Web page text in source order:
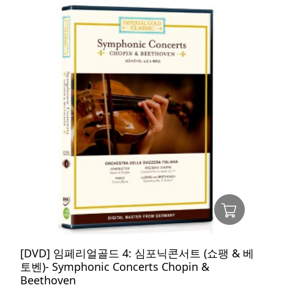
[DVD] 임페리얼골드 4: 심포닉콘서트 (쇼팽 & 베
토벤)- Symphonic Concerts Chopin &
Beethoven